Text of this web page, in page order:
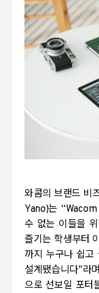
와콤의 브랜드 비
Yano)는
수 없는 이들을
즐기는 학생부터
까지 누구나 쉽고
설계됐습니다”라며
으로 선보일 포터